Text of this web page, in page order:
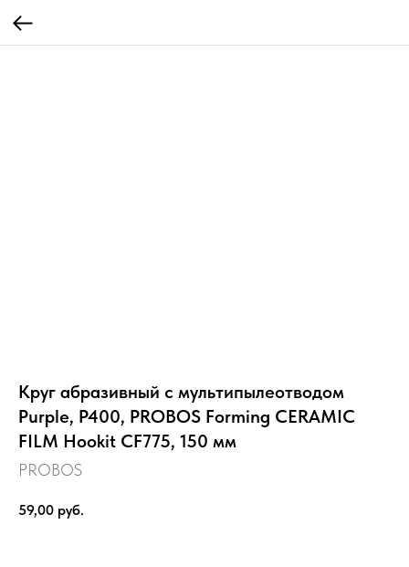
Круг абразивный c мультипылеотводом
Purple, P400, PROBOS Forming CERAMIC
FILM Hookit CF775, 150 мм
PROBOS
59,00 руб.